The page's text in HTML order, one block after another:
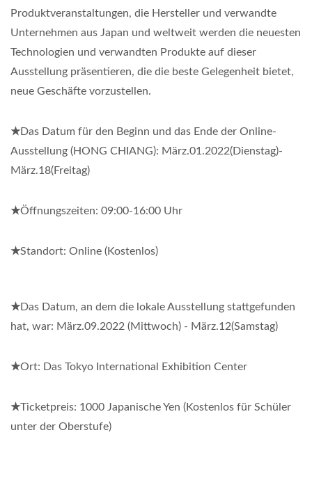
Produktveranstaltungen, die Hersteller und verwandte
Unternehmen aus Japan und weltweit werden die neuesten
Technologien und verwandten Produkte auf dieser
Ausstellung präsentieren, die die beste Gelegenheit bietet,
neue Geschäfte vorzustellen.
★Das Datum für den Beginn und das Ende der Online-
Ausstellung (HONG CHIANG): März.01.2022(Dienstag)-
März.18(Freitag)
★Öffnungszeiten: 09:00-16:00 Uhr
★Standort: Online (Kostenlos)
★Das Datum, an dem die lokale Ausstellung stattgefunden
hat, war: März.09.2022 (Mittwoch) - März.12(Samstag)
★Ort: Das Tokyo International Exhibition Center
★Ticketpreis: 1000 Japanische Yen (Kostenlos für Schüler
unter der Oberstufe)